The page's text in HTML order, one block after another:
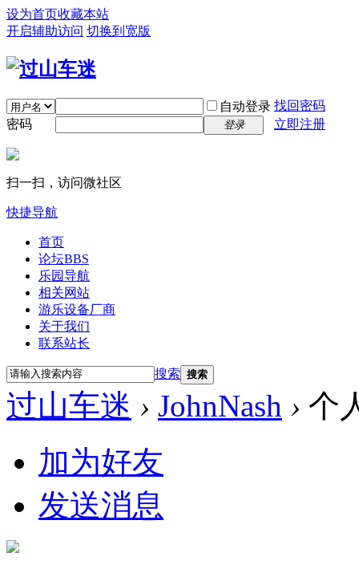
设为首页收藏本站
开启辅助访问 切换到宽版
自动登录 找回密码
密码
登录 立即注册
扫一扫，访问微社区
快捷导航
首页
论坛BBS
乐园导航
相关网站
游乐设备厂商
关于我们
联系站长
搜索 搜索
过山车迷 › JohnNash › 个
加为好友
发送消息